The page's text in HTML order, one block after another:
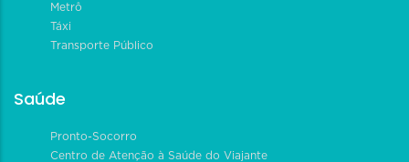
Metrô
Táxi
Transporte Público
Saúde
Pronto-Socorro
Centro de Atenção à Saúde do Viajante